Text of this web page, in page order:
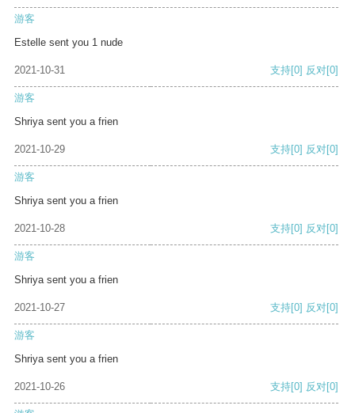
游客
Estelle sent you 1 nude
2021-10-31 支持[0] 反对[0]
游客
Shriya sent you a frien
2021-10-29 支持[0] 反对[0]
游客
Shriya sent you a frien
2021-10-28 支持[0] 反对[0]
游客
Shriya sent you a frien
2021-10-27 支持[0] 反对[0]
游客
Shriya sent you a frien
2021-10-26 支持[0] 反对[0]